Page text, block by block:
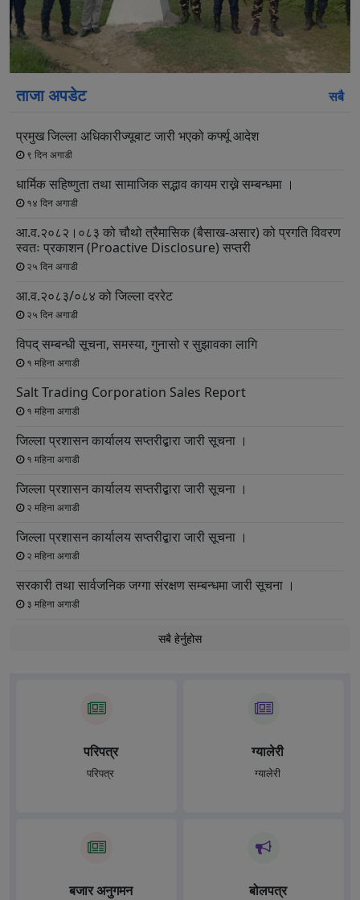
ताजा अपडेट सबै
प्रमुख जिल्ला अधिकारीज्यूबाट जारी भएको कर्फ्यू आदेश
९ दिन अगाडी
धार्मिक सहिष्णुता तथा सामाजिक सद्भाव कायम राख्ने सम्बन्धमा ।
१४ दिन अगाडी
आ.व.२०८२।०८३ को चौथो त्रैमासिक (बैसाख-असार) को प्रगति विवरण
स्वतः प्रकाशन (Proactive Disclosure) सप्तरी
२५ दिन अगाडी
आ.व.२०८३/०८४ को जिल्ला दररेट
२५ दिन अगाडी
विपद् सम्बन्धी सूचना, समस्या, गुनासो र सुझावका लागि
१ महिना अगाडी
Salt Trading Corporation Sales Report
१ महिना अगाडी
जिल्ला प्रशासन कार्यालय सप्तरीद्बारा जारी सूचना ।
१ महिना अगाडी
जिल्ला प्रशासन कार्यालय सप्तरीद्बारा जारी सूचना ।
२ महिना अगाडी
जिल्ला प्रशासन कार्यालय सप्तरीद्बारा जारी सूचना ।
२ महिना अगाडी
सरकारी तथा सार्वजनिक जग्गा संरक्षण सम्बन्धमा जारी सूचना ।
३ महिना अगाडी
सबै हेर्नुहोस
परिपत्र
परिपत्र
ग्यालेरी
ग्यालेरी
बजार अनुगमन बोलपत्र